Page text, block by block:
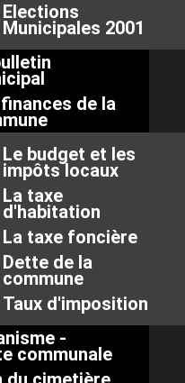
Elections
Municipales 2001
de la
Le budget et les
impôts locaux
La taxe
d'habitation
La taxe foncière
Dette de la
commune
Taux d'imposition
-
communale